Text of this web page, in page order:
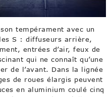
tempérament avec un
S : diffuseurs arrière,
entrées d’air, feux de
qui ne connaît qu’une
de l’avant. Dans la lignée
de roues élargis peuvent
en aluminium coulé cinq